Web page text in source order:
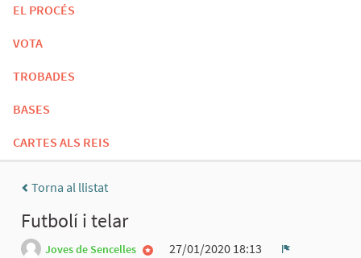
EL PROCÉS
VOTA
TROBADES
BASES
CARTES ALS REIS
Torna al llistat
Futbolí i telar
Joves de Sencelles
27/01/2020 18:13